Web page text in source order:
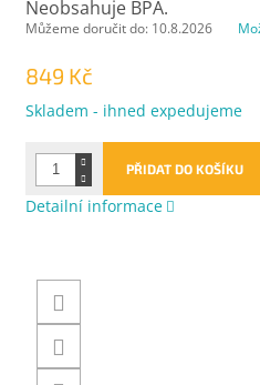
849 Kč
Měrná
Skladem - ihned expedujeme
Můžeme doručit do: 10.8.2026
PŘIDAT DO KOŠÍKU
Neobsahuje BPA.
Detailní informace